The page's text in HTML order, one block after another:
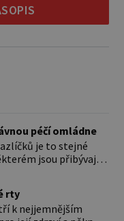
péčí omládne
je to stejné
jsou přibývající
staršího psa více
neunikly důležité
rty
k nejjemnějším